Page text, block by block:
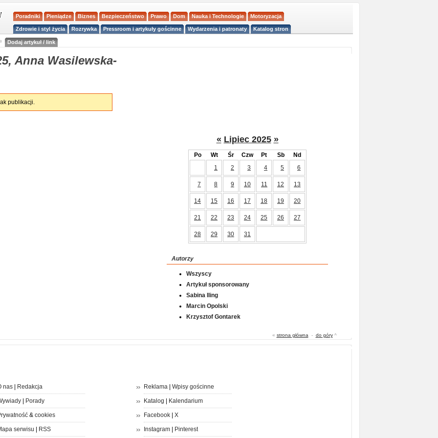
Poradniki Pieniądze Biznes Bezpieczeństwo Prawo Dom Nauka i Technologie Motoryzacja
Zdrowie i styl życia Rozrywka Pressroom i artykuły gościnne Wydarzenia i patronaty Katalog stron
Dodaj artykuł / link
Anna Wasilewska-
publikacji.
« Lipiec 2025 »
Po Wt Śr Czw Pt Sb
Nd
1
2 3 4 5 6
7 8 9 10 11 12 13
14 15 16 17 18 19 20
21 22 23 24 25 26 27
28 29 30 31
Autorzy
Wszyscy
Artykuł sponsorowany
Sabina Iling
Marcin Opolski
Krzysztof Gontarek
« strona główna - do góry^
nas| Redakcja
| Porady
& cookies
serwisu RSS
Reklama| Wpisy gościnne
Katalog Kalendarium
Facebook| X
Instagram| Pinterest